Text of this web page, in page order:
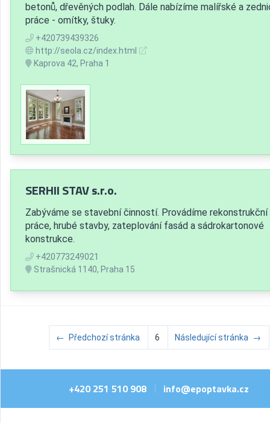
betonů, dřevěných podlah. Dále nabízíme malířské a
práce - omítky, štuky.
+420739439326
http://seola.cz/index.html
Kaprova 42, Praha 1
SERHII STAV s.r.o.
Zabýváme se stavební činností. Provádíme rekonstrukční
práce, hrubé stavby, zateplování fasád a sádrokartonové
konstrukce.
+420773249021
Strašnická 1140, Praha 15
← Předchozí stránka 6 Následující stránka →
+420 251 510 908 | info@epoptavka.cz